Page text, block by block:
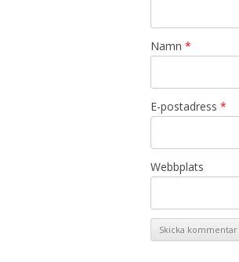
Namn *
E-postadress *
Webbplats